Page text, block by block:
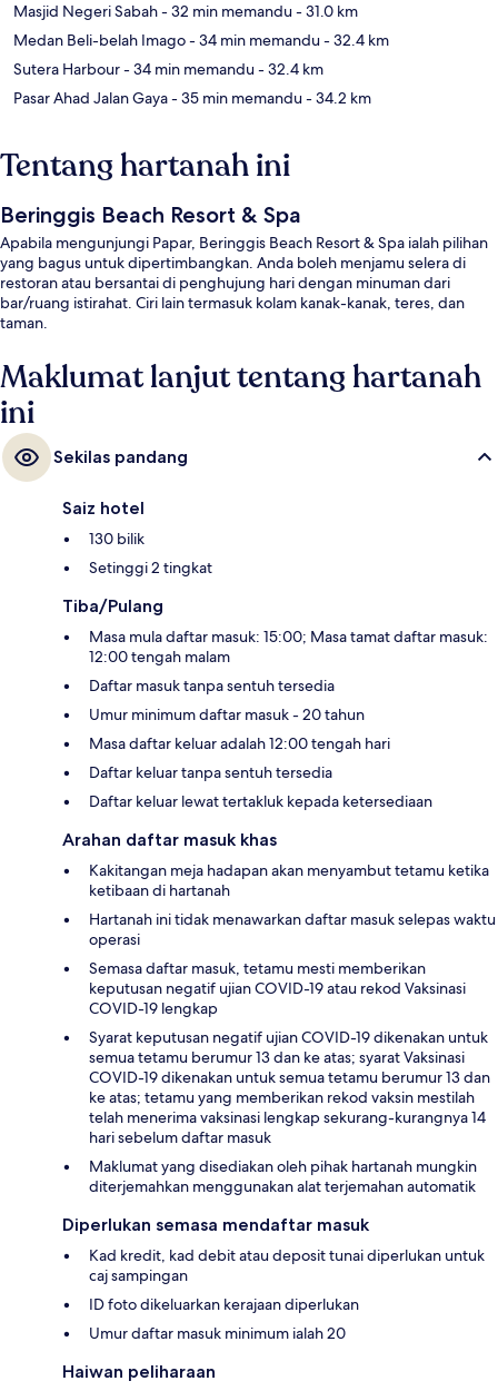
Masjid Negeri Sabah- 32 min memandu- 31.0 km
Medan Beli-belah Imago- 34 min memandu- 32.4 km
Sutera Harbour- 34 min memandu- 32.4 km
Pasar Ahad Jalan Gaya- 35 min memandu- 34.2 km
Tentang hartanah ini
Beringgis Beach Resort & Spa
Apabila mengunjungi Papar, Beringgis Beach Resort & Spa ialah pilihan
yang bagus untuk dipertimbangkan. Anda boleh menjamu selera di
restoran atau bersantai di penghujung hari dengan minuman dari
bar/ruang istirahat. Ciri lain termasuk kolam kanak-kanak, teres, dan
taman.
Maklumat lanjut tentang hartanah
ini
Sekilas pandang
Saiz hotel
130 bilik
Setinggi 2 tingkat
Tiba/Pulang
Masa mula daftar masuk: 15:00; Masa tamat daftar masuk:
12:00 tengah malam
Daftar masuk tanpa sentuh tersedia
Umur minimum daftar masuk - 20 tahun
Masa daftar keluar adalah 12:00 tengah hari
Daftar keluar tanpa sentuh tersedia
Daftar keluar lewat tertakluk kepada ketersediaan
Arahan daftar masuk khas
Kakitangan meja hadapan akan menyambut tetamu ketika
ketibaan di hartanah
Hartanah ini tidak menawarkan daftar masuk selepas waktu
operasi
Semasa daftar masuk, tetamu mesti memberikan
keputusan negatif ujian COVID-19 atau rekod Vaksinasi
COVID-19 lengkap
Syarat keputusan negatif ujian COVID-19 dikenakan untuk
semua tetamu berumur 13 dan ke atas; syarat Vaksinasi
COVID-19 dikenakan untuk semua tetamu berumur 13 dan
ke atas; tetamu yang memberikan rekod vaksin mestilah
telah menerima vaksinasi lengkap sekurang-kurangnya 14
hari sebelum daftar masuk
Maklumat yang disediakan oleh pihak hartanah mungkin
diterjemahkan menggunakan alat terjemahan automatik
Diperlukan semasa mendaftar masuk
Kad kredit, kad debit atau deposit tunai diperlukan untuk
caj sampingan
ID foto dikeluarkan kerajaan diperlukan
Umur daftar masuk minimum ialah 20
Haiwan peliharaan